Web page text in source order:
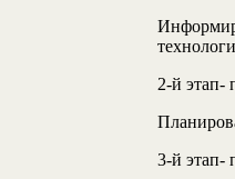
2-й этап-
3-й этап-